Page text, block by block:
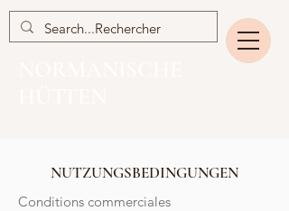
NUTZUNGSBEDINGUNGEN
Conditions commerciales